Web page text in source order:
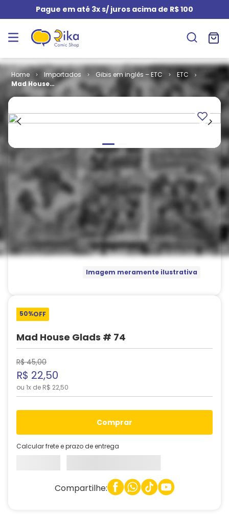
Pague em até 3x s/ juros acima de R$ 100
Importados Gibis em inglês – ETC
ETC
Mad House
Glads # 74
Imagem meramente ilustrativa
50%OFF
Mad House Glads # 74
R$ 45,00
R$ 22,50
ou 1x de R$ 22,50
comprar
Calcular frete e prazo de entrega
Compartilhe: